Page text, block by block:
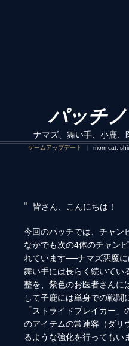
パッチ
ナマズ、舞い手、小鹿、
ゲームアップデート mom cat,
皆さん、こんにちは！
今回のパッチでは、チャン
なかでも次の4体のチャン
れています──ナマズ悪魔に
舞い手には長らく続いてい
整を、紫色のお医者さんに
して子鹿には単身での戦闘
「ストライドブレイカー
のアイテムの常連客（ダリ
るような強化を行ってもい